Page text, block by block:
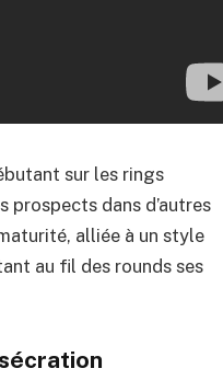
sur les rings
prospects dans d’autres
alliée à un style
au fil des rounds ses